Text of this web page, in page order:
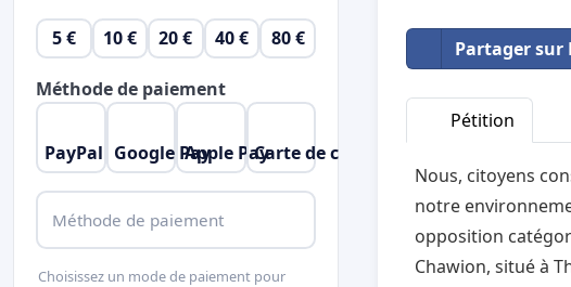
Partager sur
Pétition
Nous, citoyens
notre
opposition
Chawion, situé à
5 € 10 € 20 € 40 € 80 €
Méthode de paiement
PayPal Google PayApple PayCarte de crédit
Méthode de paiement
Choisissez un mode de paiement pour